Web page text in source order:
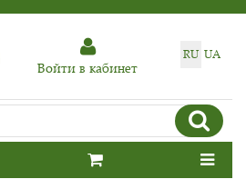
RU UA
Войти в кабинет